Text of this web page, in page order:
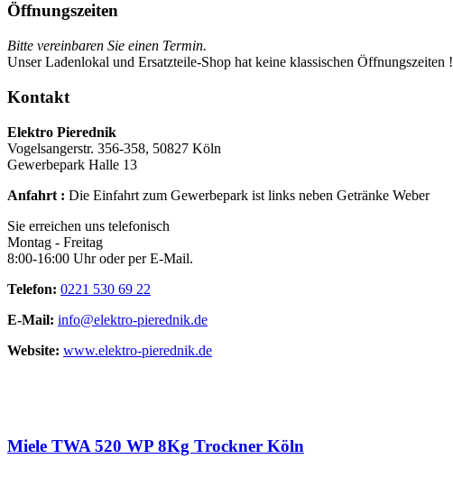
Öffnungszeiten
Bitte vereinbaren Sie einen Termin.
Unser Ladenlokal und Ersatzteile-Shop hat keine klassischen Öffnungszeiten !
Kontakt
Elektro Pierednik
Vogelsangerstr. 356-358, 50827 Köln
Gewerbepark Halle 13
Anfahrt : Die Einfahrt zum Gewerbepark ist links neben Getränke Weber
Sie erreichen uns telefonisch
Montag - Freitag
8:00-16:00 Uhr oder per E-Mail.
Telefon: 0221 530 69 22
E-Mail: info@elektro-pierednik.de
Website: www.elektro-pierednik.de
Miele TWA 520 WP 8Kg Trockner Köln